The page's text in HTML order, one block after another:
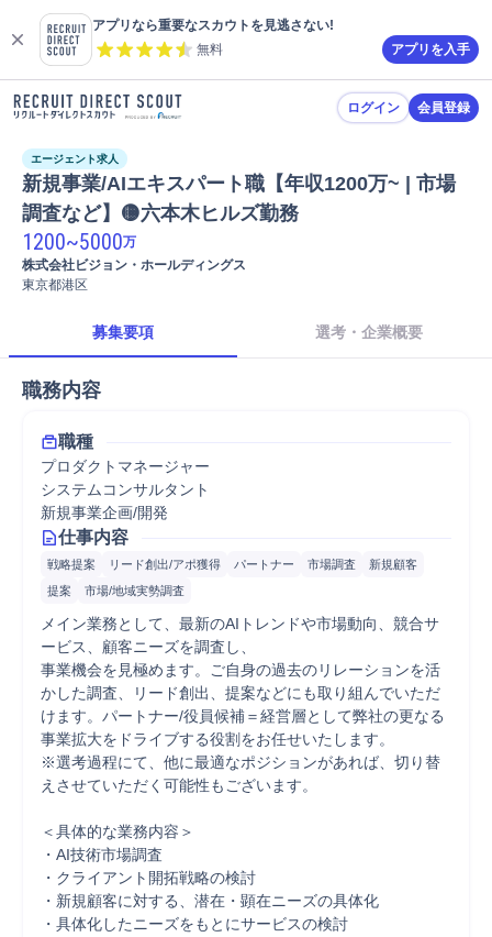
アプリなら重要なスカウトを見逃さない!
無料
アプリを入手
ログイン 会員登録
エージェント求人
新規事業/AIエキスパート職【年収1200万~ | 市場
調査など】🟡六本木ヒルズ勤務
1200~5000万
株式会社ビジョン・ホールディングス
東京都港区
募集要項 選考・企業概要
職務内容
職種
プロダクトマネージャー
システムコンサルタント
新規事業企画/開発
仕事内容
戦略提案 リード創出/アポ獲得 パートナー 市場調査
新規顧客
提案
市場/地域実勢調査
メイン業務として、最新のAIトレンドや市場動向、競合サ
ービス、顧客ニーズを調査し、
事業機会を見極めます。ご自身の過去のリレーションを活
かした調査、リード創出、提案などにも取り組んでいただ
けます。パートナー/役員候補＝経営層として弊社の更なる
事業拡大をドライブする役割をお任せいたします。
※選考過程にて、他に最適なポジションがあれば、切り替
えさせていただく可能性もございます。
＜具体的な業務内容＞
・AI技術市場調査
・クライアント開拓戦略の検討
・新規顧客に対する、潜在・顕在ニーズの具体化
・具体化したニーズをもとにサービスの検討